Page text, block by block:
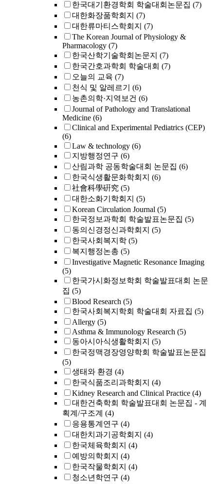
한국대기환경학회 학술대회논문집 (7)
대한화장품학회지 (7)
대한류마티스학회지 (7)
The Korean Journal of Physiology &
Pharmacology (7)
한국산학기술학회논문지 (7)
한국간호과학회 학술대회 (7)
오늘의 교육 (7)
천식 및 알레르기
(6)
농촌의학·지역보건 (6)
Journal of Pathology and Translational
Medicine (6)
Clinical and Experimental Pediatrics (CEP)
(6)
Law & technology (6)
지방행정연구 (6)
산림과학 공동학술대회 논문집 (6)
한국식생활문화학회지 (6)
社會科學硏究 (5)
대한소화기학회지 (5)
Korean Circulation Journal (5)
한국정보과학회 학술발표논문집 (5)
동의신경정신과학회지 (5)
한국사회복지학 (5)
복지행정논총 (5)
Investigative Magnetic Resonance Imaging
(5)
한국가시화정보학회 학술발표대회 논문
집 (5)
Blood Research (5)
한국사회복지학회 학술대회 자료집 (5)
Allergy (5)
Asthma & Immunology Research (5)
동아시아식생활학회지 (5)
한국정맥경장영양학회 학술발표논문집
(5)
생태와 환경 (4)
한국식품조리과학회지 (4)
Kidney Research and Clinical Practice (4)
대한건축학회 학술발표대회 논문집 - 계
획계/구조계 (4)
응용통계연구 (4)
대한치과기공학회지 (4)
한국체육학회지 (4)
예방의학회지 (4)
한국작물학회지 (4)
청소년학연구 (4)